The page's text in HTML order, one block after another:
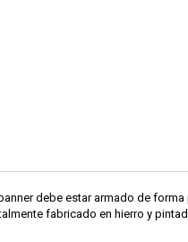
debe estar armado de
fabricado en hierro y